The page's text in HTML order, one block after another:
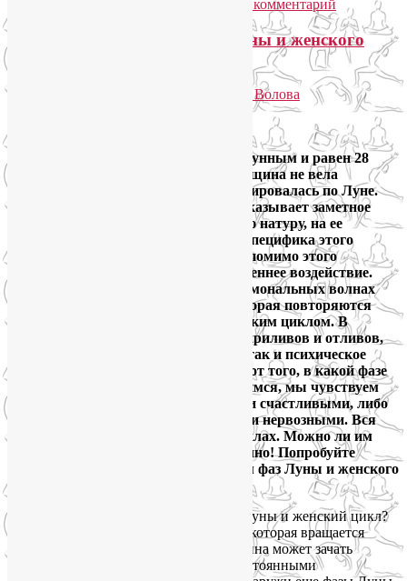
Добавить комментарий
Женская йога с учетом фаз Луны и женского
Лия Волова
В идеале женский цикл совпадает с лунным и равен 28
дням. Так было в старину, когда женщина не вела
менструальный календарь, а ориентировалась по Луне.
Как в прошлом, так и сейчас Луна оказывает заметное
влияние на чувствительную женскую натуру, на ее
самочувствие и настроение. Сила и специфика этого
влияния меняется каждый день. Но помимо этого
внешнего, существует мощное внутреннее воздействие.
Женщина постоянно качается на гормональных волнах
своего организма по траектории, которая повторяются
снова и снова с каждым новым женским циклом. В
зависимости от этих гормональных приливов и отливов,
опять же, меняется как физическое, так и психическое
состояние женщины. В зависимости от того, в какой фазе
лунного и женского цикла мы находимся, мы чувствуем
себя либо здоровыми, энергичными и счастливыми, либо
раздувшимися, вялыми, грустными и нервозными. Вся
жизнь женщины проходит в этих циклах. Можно ли им
что-нибудь противопоставить? Конечно! Попробуйте
практиковать женскую йогу с учетом фаз Луны и женского
Каждый месяц – это маленькая жизнь, которая вращается
вокруг плодного периода, когда женщина может зачать
ребенка. Изнутри организма этими постоянными